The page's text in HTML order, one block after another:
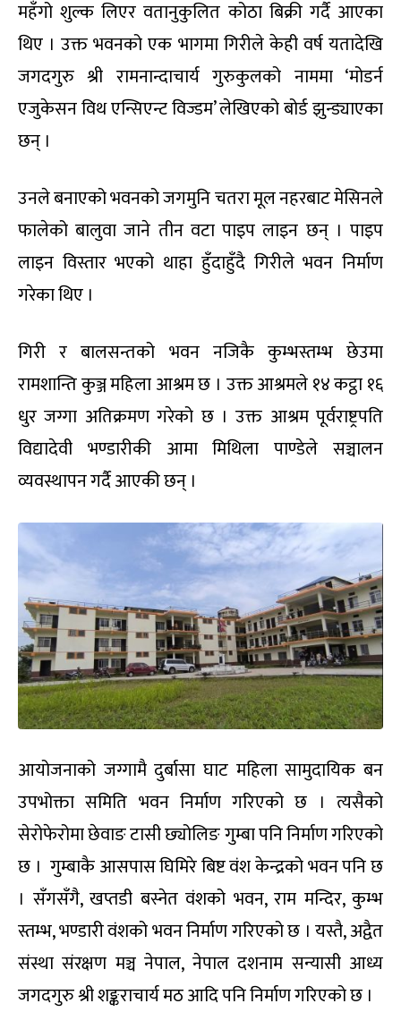
महँगो शुल्क लिएर वतानुकुलित कोठा बिक्री गर्दै आएका
थिए । उक्त भवनको एक भागमा गिरीले केही वर्ष यतादेखि
जगदगुरु श्री रामनान्दाचार्य गुरुकुलको नाममा ‘मोडर्न
एजुकेसन विथ एन्सिएन्ट विज्डम’ लेखिएको बोर्ड झुन्ड्याएका
छन् ।
उनले बनाएको भवनको जगमुनि चतरा मूल नहरबाट मेसिनले
फालेको बालुवा जाने तीन वटा पाइप लाइन छन् । पाइप
लाइन विस्तार भएको थाहा हुँदाहुँदै गिरीले भवन निर्माण
गरेका थिए ।
गिरी र बालसन्तको भवन नजिकै कुम्भस्तम्भ छेउमा
रामशान्ति कुञ्ज महिला आश्रम छ । उक्त आश्रमले १४ कट्ठा १६
धुर जग्गा अतिक्रमण गरेको छ । उक्त आश्रम पूर्वराष्ट्रपति
विद्यादेवी भण्डारीकी आमा मिथिला पाण्डेले सञ्चालन
व्यवस्थापन गर्दै आएकी छन् ।
आयोजनाको जग्गामै दुर्बासा घाट महिला सामुदायिक बन
उपभोक्ता समिति भवन निर्माण गरिएको छ । त्यसैको
सेरोफेरोमा छेवाङ टासी छ्योलिङ गुम्बा पनि निर्माण गरिएको
छ । गुम्बाकै आसपास घिमिरे बिष्ट वंश केन्द्रको भवन पनि छ
। सँगसँगै, खप्तडी बस्नेत वंशको भवन, राम मन्दिर, कुम्भ
स्तम्भ, भण्डारी वंशको भवन निर्माण गरिएको छ । यस्तै, अद्वैत
संस्था संरक्षण मञ्च नेपाल, नेपाल दशनाम सन्यासी आध्य
जगदगुरु श्री शङ्कराचार्य मठ आदि पनि निर्माण गरिएको छ ।